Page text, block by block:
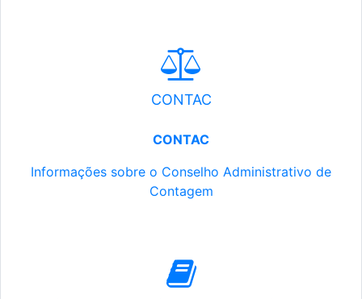
CONTAC
CONTAC
Informações sobre o Conselho Administrativo de
Contagem